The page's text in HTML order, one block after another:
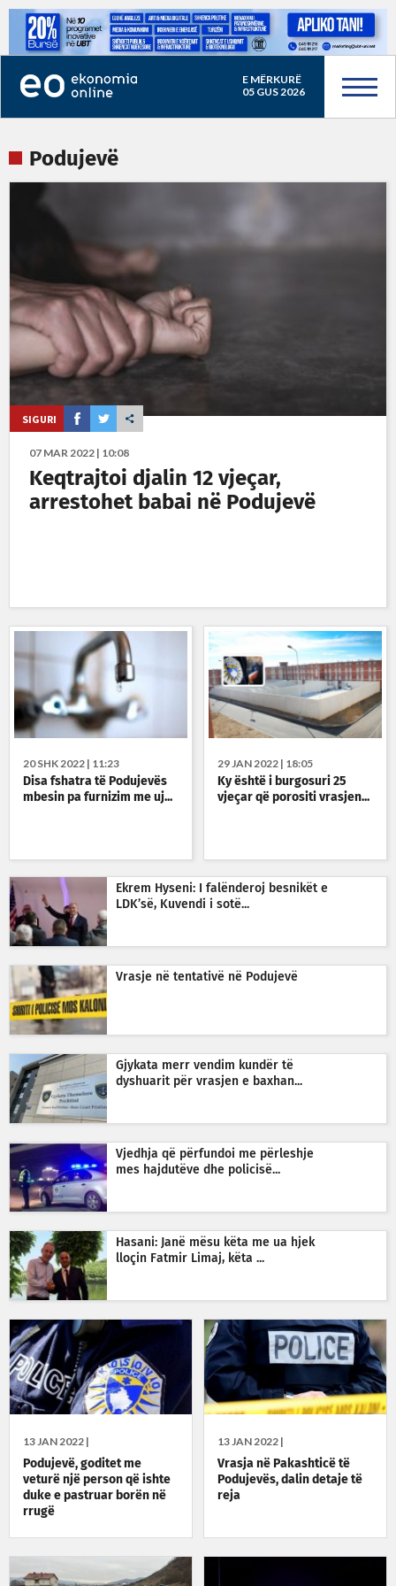
E MËRKURË
05 GUS 2026
Podujevë
SIGURI
07 MAR 2022 | 10:08
Keqtrajtoi djalin 12 vjeçar,
arrestohet babai në Podujevë
20 SHK 2022 | 11:23
Disa fshatra të Podujevës
mbesin pa furnizim me uj...
29 JAN 2022 | 18:05
Ky është i burgosuri 25
vjeçar që porositi vrasjen...
Ekrem Hyseni: I falënderoj besnikët e
LDK’së, Kuvendi i sotë...
Vrasje në tentativë në Podujevë
Gjykata merr vendim kundër të
dyshuarit për vrasjen e baxhan...
Vjedhja që përfundoi me përleshje
mes hajdutëve dhe policisë...
Hasani: Janë mësu këta me ua hjek
lloçin Fatmir Limaj, këta ...
13 JAN 2022 |
Podujevë, goditet me
veturë një person që ishte
duke e pastruar borën në
rrugë
13 JAN 2022 |
Vrasja në Pakashticë të
Podujevës, dalin detaje të
reja